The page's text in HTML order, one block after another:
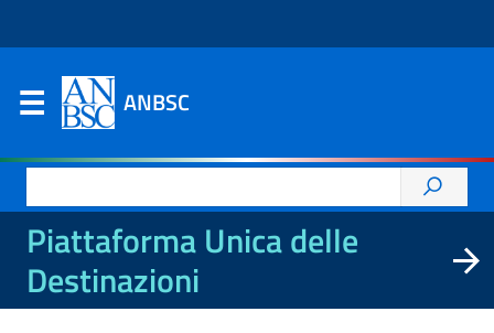
ANBSC
per:
Piattaforma Unica delle
Destinazioni